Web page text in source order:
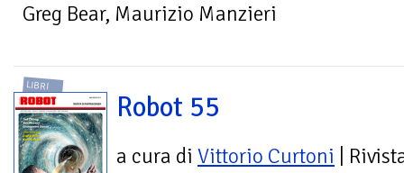
Greg Bear, Maurizio Manzieri
LIBRI
Robot 55
a cura di Vittorio Curtoni |